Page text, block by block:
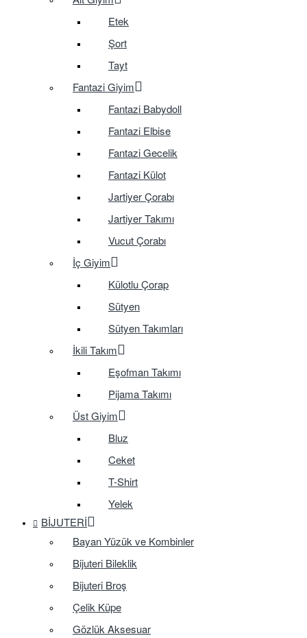
Etek
Şort
Tayt
Fantazi Giyim
Fantazi Babydoll
Fantazi Elbise
Fantazi Gecelik
Fantazi Külot
Jartiyer Çorabı
Jartiyer Takımı
Vucut Çorabı
İç Giyim
Külotlu Çorap
Sütyen
Sütyen Takımları
İkili Takım
Eşofman Takımı
Pijama Takımı
Üst Giyim
Bluz
Ceket
T-Shirt
Yelek
BIJUTERI
Bayan Yüzük ve Kombinler
Bijuteri Bileklik
Bijuteri Broş
Çelik Küpe
Gözlük Aksesuar